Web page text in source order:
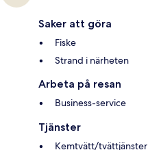
Saker att göra
Fiske
Strand i närheten
Arbeta på resan
Business-service
Tjänster
Kemtvätt/tvättjänster